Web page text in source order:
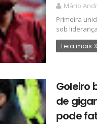
Mário
Primeira
sob
Leia mais
Goleiro
de
pode